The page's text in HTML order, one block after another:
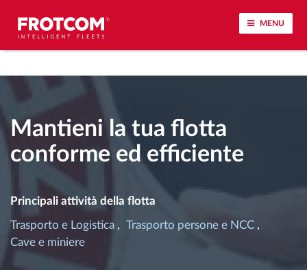
MENU
Tracciamento dei veicoli e monitoraggio dei
Analisi dello stile di guida
Monitoraggio dei tempi di guida
Gestione delle forza lavoro
Download remoto del cronotachigrafo
Mantieni la tua flotta
conforme ed efficiente
Principali attività della flotta
Trasporto e Logistica
Trasporto persone e NCC
Cave e miniere